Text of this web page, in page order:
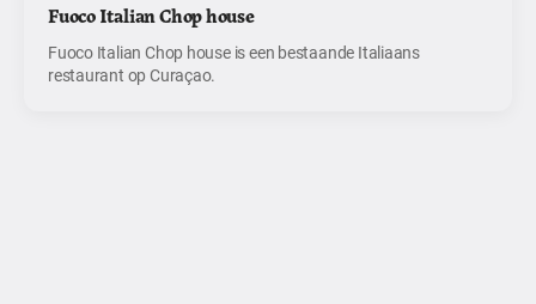
Fuoco Italian Chop house
Fuoco Italian Chop house is een bestaande Italiaans
restaurant op Curaçao.